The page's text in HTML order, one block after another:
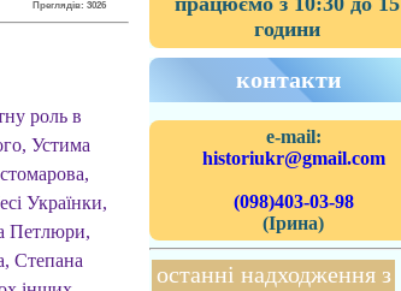
Преглядів: 3026
роль в
Устима
Українки,
Петлюри,
Степана
години
контакти
e-mail:
historiukr@gmail.com
(098)403-03-98
(Ірина)
останні надходження з